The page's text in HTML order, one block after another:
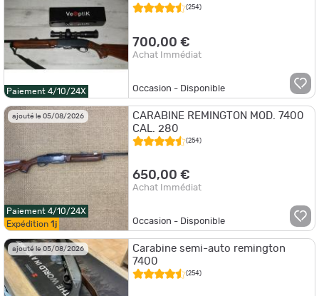
Paiement 4/10/24X
(254)
700,00 €
Achat Immédiat
Occasion - Disponible
ajouté le 05/08/2026
Paiement 4/10/24X
Expédition 1j
CARABINE REMINGTON MOD. 7400
CAL. 280
(254)
650,00 €
Achat Immédiat
Occasion - Disponible
ajouté le 05/08/2026
Carabine semi-auto remington
7400
(254)